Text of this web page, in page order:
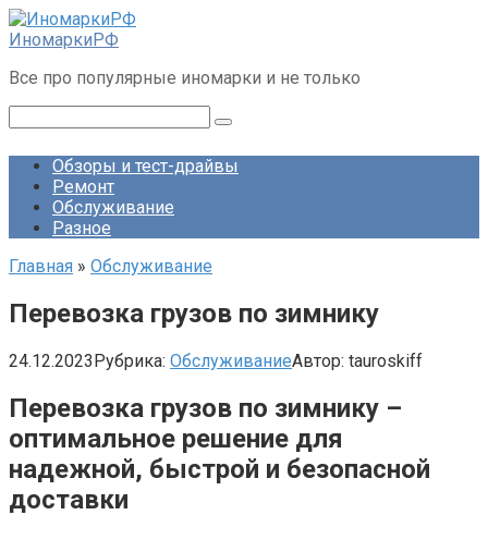
Перейти
к
ИномаркиРФ
Все про популярные иномарки и не только
Обзоры и тест-драйвы
Ремонт
Обслуживание
Разное
Главная » Обслуживание
Перевозка грузов по зимнику
24.12.2023Рубрика: ОбслуживаниеАвтор: tauroskiff
Перевозка грузов по зимнику –
оптимальное решение для
надежной, быстрой и безопасной
доставки